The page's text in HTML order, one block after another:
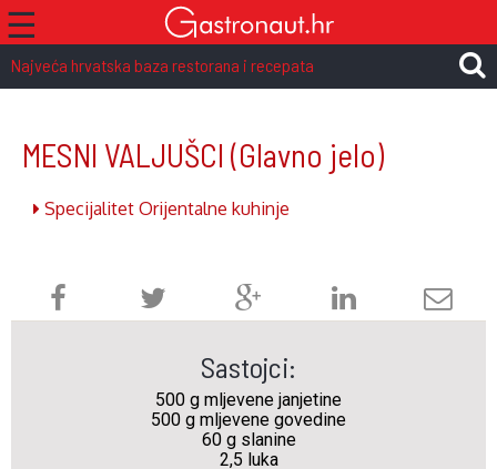
☰
Najveća hrvatska baza restorana i recepata
MESNI VALJUŠCI (Glavno jelo)
Specijalitet Orijentalne kuhinje
Sastojci:
500 g mljevene janjetine
500 g mljevene govedine
60 g slanine
2,5 luka